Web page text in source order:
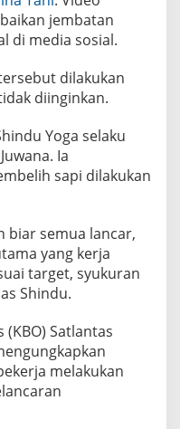
jembatan
di media sosial.
dilakukan
diinginkan.
Yoga selaku
Ia
sapi dilakukan
biar semua lancar,
yang kerja
target, syukuran
Shindu.
Satlantas
melakukan